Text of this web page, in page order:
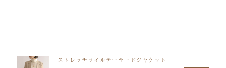
ストレッチツイルテーラードジャケット